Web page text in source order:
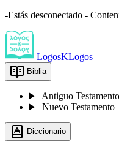
-Estás desconectado -
LogosKLogos
Biblia
Antiguo Testamento
Nuevo Testamento
Diccionario